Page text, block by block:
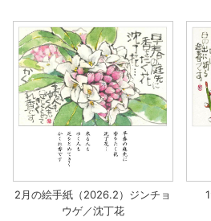
2月の絵手紙（2026.2）ジンチョ
ウゲ／沈丁花